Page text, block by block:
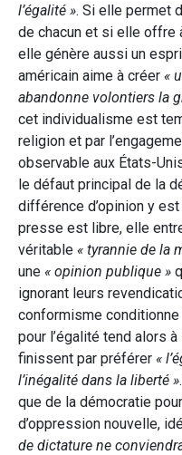
l’égalité ». Si elle permet
de chacun et si elle offre
elle génère aussi un
américain aime à créer «
abandonne volontiers la
cet individualisme est
religion et par
observable aux États-
le défaut principal de la
différence d’opinion y
presse est libre, elle
véritable « tyrannie de la
une « opinion publique »
ignorant leurs
conformisme
pour l’égalité tend alors
finissent par préférer «
l’inégalité dans la liberté »
que de la démocratie
d’oppression nouvelle,
de dictature ne